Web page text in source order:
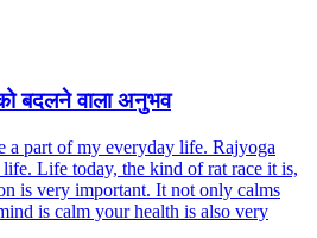
बदलने वाला अनुभव
a part of my everyday life. Rajyoga
Life today, the kind of rat race it is,
is very important. It not only calms
is calm your health is also very